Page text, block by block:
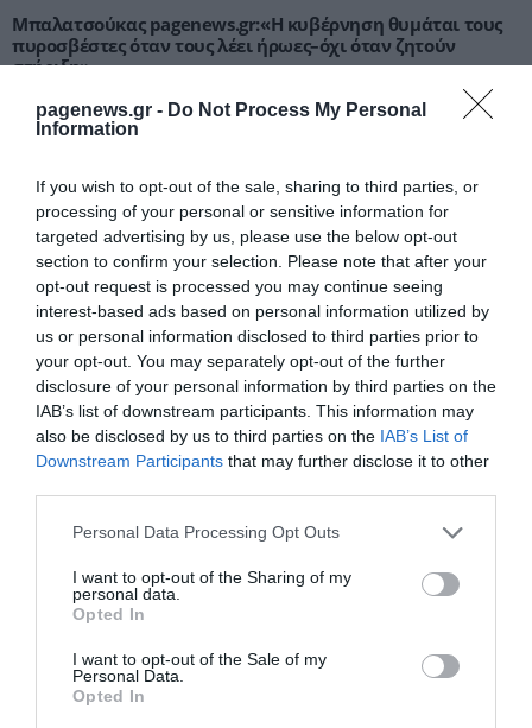
pagenews.gr - Do Not Process My Personal
Information
If you wish to opt-out of the sale, sharing to third parties, or
processing of your personal or sensitive information for
targeted advertising by us, please use the below opt-out
section to confirm your selection. Please note that after your
opt-out request is processed you may continue seeing
interest-based ads based on personal information utilized by
us or personal information disclosed to third parties prior to
your opt-out. You may separately opt-out of the further
disclosure of your personal information by third parties on the
IAB’s list of downstream participants. This information may
also be disclosed by us to third parties on the IAB’s List of
Downstream Participants that may further disclose it to other
Please note that this website/app uses one or more Google
not limited to your visit or usage behaviour. You may click to
grant or deny consent to Google and its third-party tags to
use your data for below specified purposes in below Google
consent section.
Personal Data Processing Opt Outs
I want to opt-out of the Sharing of my
personal data.
Opted In
I want to opt-out of the Sale of my
Personal Data.
Opted In
Μπαλατσούκας pagenews.gr:«Η κυβέρνηση θυμάται τους
πυροσβέστες όταν τους λέει ήρωες–όχι όταν ζητούν
στήριξη»
Γ.Βρεττάκος στο pagenews.gr: «Το ΠΑΣΟΚ μπλοκάρει τη
Συνταγματική Αναθεώρηση και φορτώνει ευθύνες στη
χώρα»
διαφάνεια, όχι άλλα σκάνδαλα» – Τι λέει για τον ΟΠΕΚΕΠΕ